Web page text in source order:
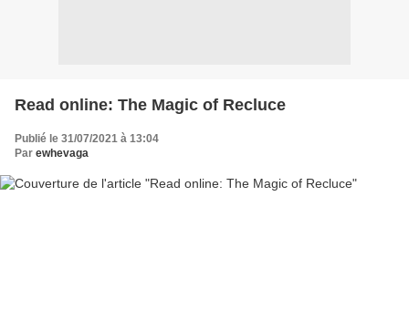
Read online: The Magic of Recluce
Publié le 31/07/2021 à 13:04
Par ewhevaga